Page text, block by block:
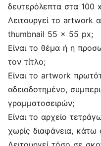
δευτερόλεπτα στα 100
Λειτουργεί το artwork
thumbnail 55 x 55 px;
Είναι το θέμα ή η
τον τίτλο;
Είναι το artwork
αδειοδοτημένο,
γραμματοσειρών;
Είναι το αρχείο
χωρίς διαφάνεια,